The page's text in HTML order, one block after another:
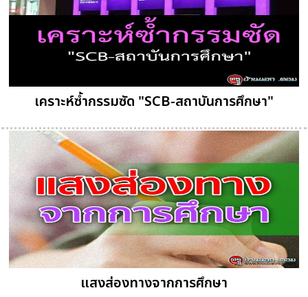
เคราะห์ซ้ำกรรมซัด "SCB-สถาบันการศึกษา"
แสงส่องทางจากการศึกษา